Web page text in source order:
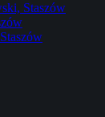
Staszów